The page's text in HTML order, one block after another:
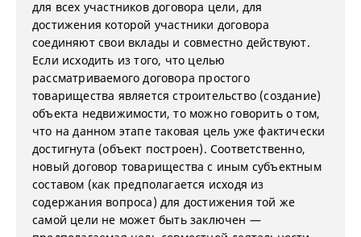
для всех участников договора цели, для
достижения которой участники договора
соединяют свои вклады и совместно действуют.
Если исходить из того, что целью
рассматриваемого договора простого
товарищества является строительство (создание)
объекта недвижимости, то можно говорить о том,
что на данном этапе таковая цель уже фактически
достигнута (объект построен). Соответственно,
новый договор товарищества с иным субъектным
составом (как предполагается исходя из
содержания вопроса) для достижения той же
самой цели не может быть заключен —